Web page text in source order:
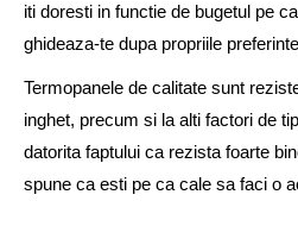
iti doresti in functie de bugetul pe
ghideaza-te dupa propriile
Termopanele de calitate sunt
inghet, precum si la alti factori de
datorita faptului ca rezista foarte
spune ca esti pe ca cale sa faci o